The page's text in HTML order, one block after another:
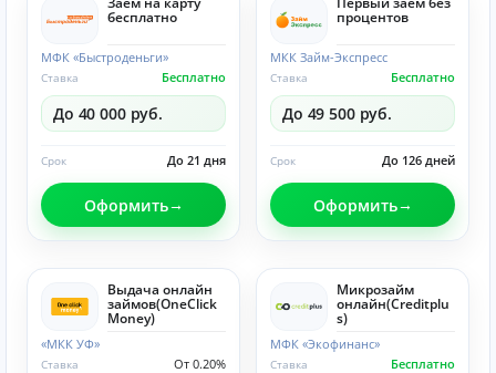
бесплатно
МФК «Быстроденьги»
Бесплатно
Ставка
До 40 000 руб.
До 21 дня
Срок
Оформить
процентов
МКК Займ-Экспресс
Бесплатно
Ставка
До 49 500 руб.
До 126 дней
Срок
Оформить
Выдача онлайн
займов(OneClick
Money)
«МКК УФ»
От 0.20%
Ставка
Микрозайм
онлайн(Creditplu
s)
МФК «Экофинанс»
Бесплатно
Ставка